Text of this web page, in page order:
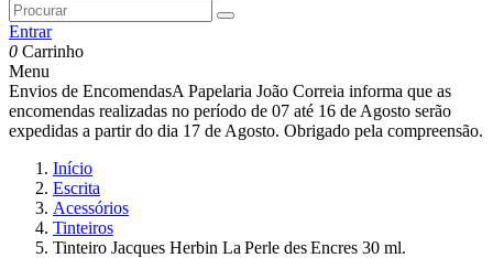
Entrar
0 Carrinho
Menu
Envios de EncomendasA Papelaria João Correia informa que as
encomendas realizadas no período de 07 até 16 de Agosto serão
expedidas a partir do dia 17 de Agosto. Obrigado pela compreensão.
Início
Escrita
Acessórios
Tinteiros
Tinteiro Jacques Herbin La Perle des Encres 30 ml.